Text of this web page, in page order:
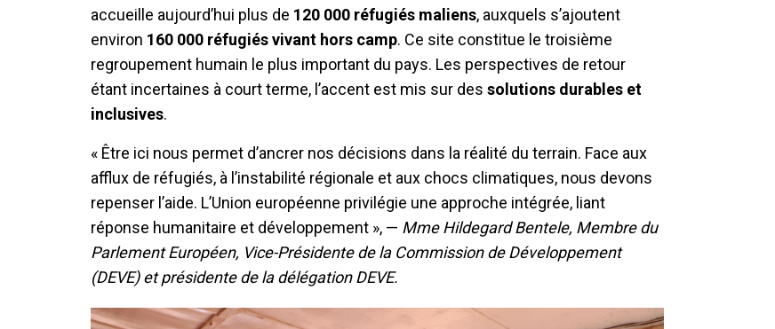
accueille aujourd’hui plus de 120 000 réfugiés maliens, auxquels s’ajoutent
environ 160 000 réfugiés vivant hors camp. Ce site constitue le troisième
regroupement humain le plus important du pays. Les perspectives de retour
étant incertaines à court terme, l’accent est mis sur des solutions durables et
inclusives.
« Être ici nous permet d’ancrer nos décisions dans la réalité du terrain. Face aux
afflux de réfugiés, à l’instabilité régionale et aux chocs climatiques, nous devons
repenser l’aide. L’Union européenne privilégie une approche intégrée, liant
réponse humanitaire et développement », — Mme Hildegard Bentele, Membre du
Parlement Européen, Vice-Présidente de la Commission de Développement
(DEVE) et présidente de la délégation DEVE.